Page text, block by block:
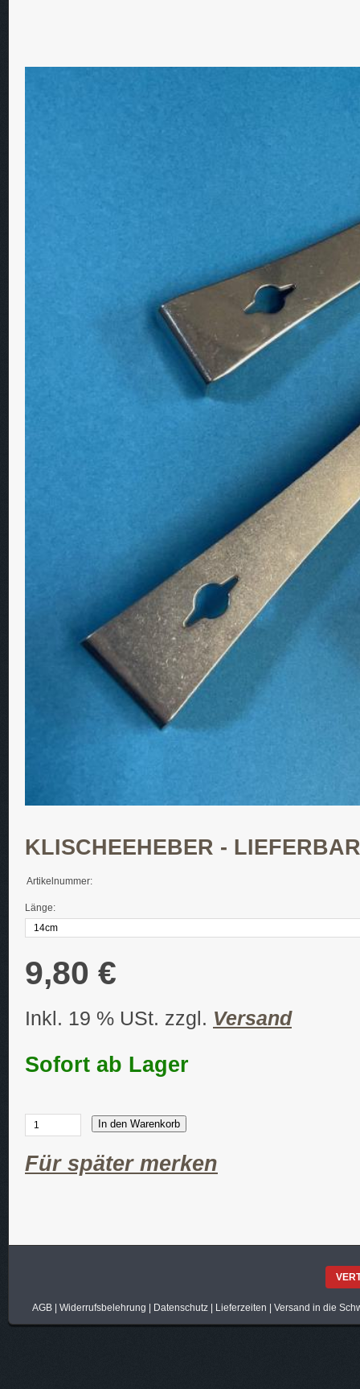
KLISCHEEHEBER -
Artikelnummer:
Länge:
9,80 €
Inkl. 19 % USt. zzgl. Versand
Sofort ab Lager
In den Warenkorb
Für später merken
AGB| Widerrufsbelehrung Datenschutz| Lieferzeiten Versand in die